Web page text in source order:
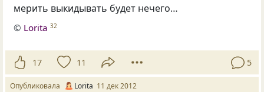
мерить выкидывать будет нечего…
© Lorita 32
17 11 5
Опубликовала Lorita 11 дек 2012